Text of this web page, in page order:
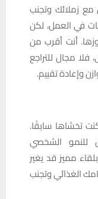
مع زملائك وتجنب
في العمل، لكن
أنت أقرب من
مجال للتراجع
وإعادة تقييم.
تخشاها سابقًا.
للنمو الشخصي
مميز قد يغير
الغذائي وتجنب